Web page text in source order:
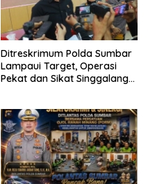
Ditreskrimum Polda Sumbar
Lampaui Target, Operasi
Pekat dan Sikat Singgalang